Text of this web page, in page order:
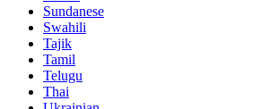
Sundanese
Swahili
Tajik
Tamil
Telugu
Thai